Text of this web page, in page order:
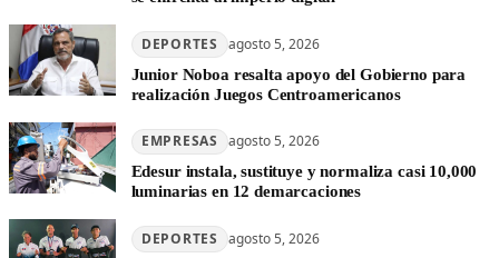
DEPORTES agosto 5, 2026
Junior Noboa resalta apoyo del Gobierno para
realización Juegos Centroamericanos
EMPRESAS agosto 5, 2026
Edesur instala, sustituye y normaliza casi 10,000
luminarias en 12 demarcaciones
DEPORTES agosto 5, 2026